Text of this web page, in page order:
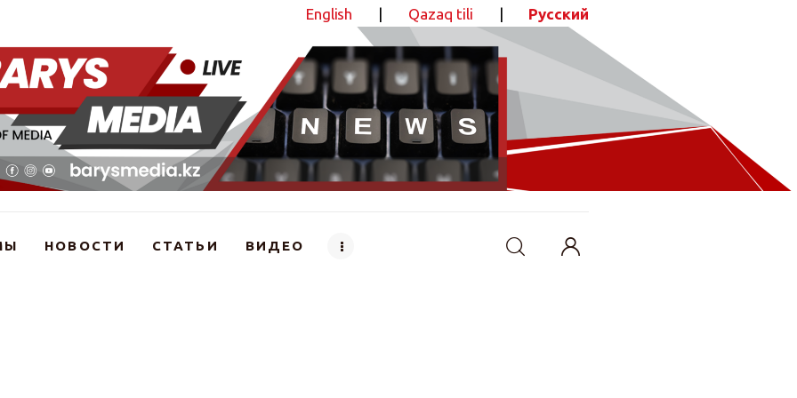
English | Qazaq tili | Русский
НОВОСТИ СТАТЬИ ВИДЕО
Новостной портал